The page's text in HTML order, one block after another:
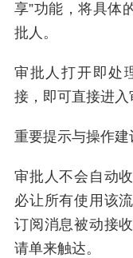
享”功能，将具体
批人。
审批人打开即处
接，即可直接进入
重要提示与操作建
审批人不会自动
必让所有使用该
订阅消息被动接
请单来触达。